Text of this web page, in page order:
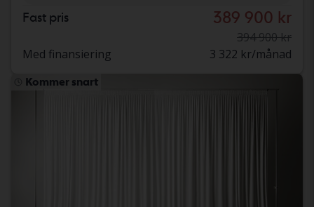
Fast pris 389 900 kr
394 900 kr
Med finansiering
3 322 kr/månad
Kommer snart